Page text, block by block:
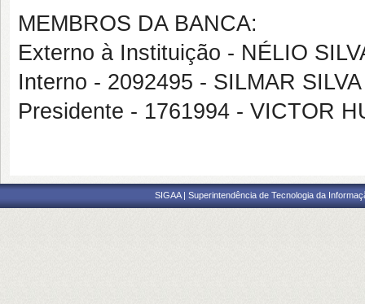
MEMBROS DA BANCA:
Externo à Instituição - NÉLIO
Interno - 2092495 - SILMAR
Presidente - 1761994 - VICTOR
SIGAA | Superintendência de Tecnologia da